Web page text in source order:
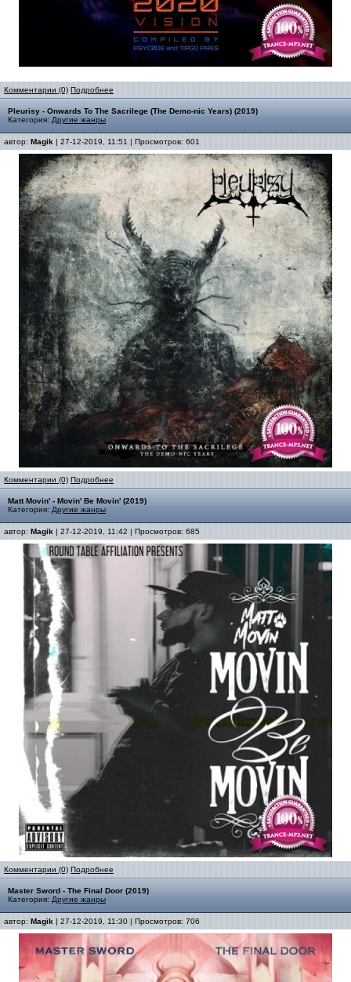
Комментарии (0) Подробнее
Pleurisy - Onwards To The Sacrilege (The Demo-nic Years) (2019)
Категория: Другие жанры
автор: Magik | 27-12-2019, 11:51 | Просмотров: 601
Комментарии (0) Подробнее
Matt Movin' - Movin' Be Movin' (2019)
Категория: Другие жанры
автор: Magik | 27-12-2019, 11:42 | Просмотров: 685
Комментарии (0) Подробнее
Master Sword - The Final Door (2019)
Категория: Другие жанры
автор: Magik | 27-12-2019, 11:30 | Просмотров: 706